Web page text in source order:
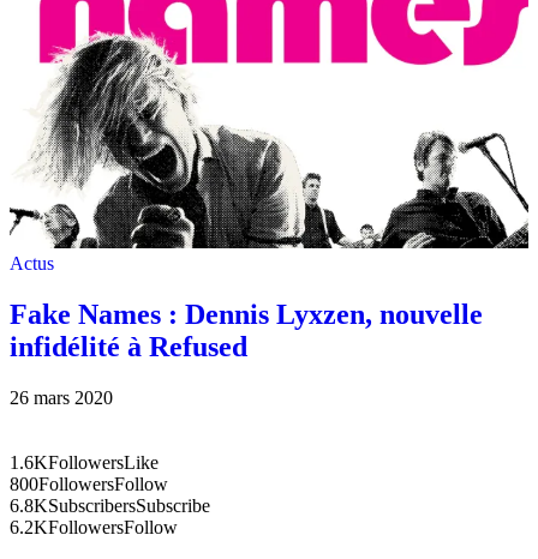
Actus
Fake Names : Dennis Lyxzen, nouvelle
infidélité à Refused
26 mars 2020
1.6KFollowersLike
800FollowersFollow
6.8KSubscribersSubscribe
6.2KFollowersFollow